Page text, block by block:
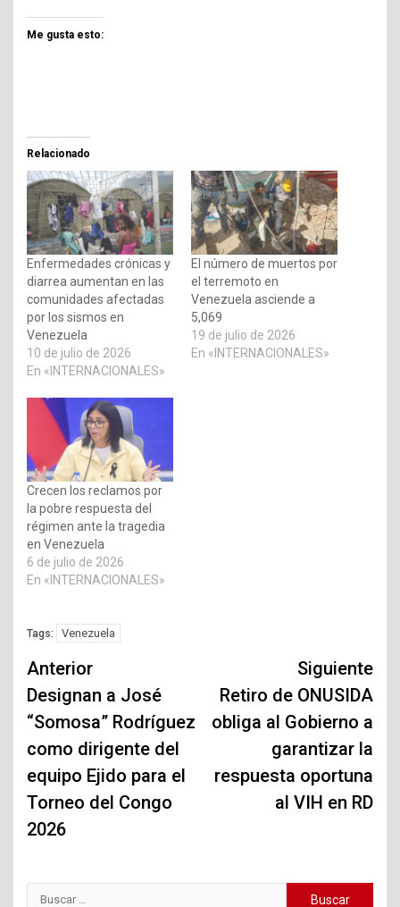
Me gusta esto:
Relacionado
Enfermedades crónicas y
diarrea aumentan en las
comunidades afectadas
por los sismos en
Venezuela
10 de julio de 2026
En «INTERNACIONALES»
El número de muertos por
el terremoto en
Venezuela asciende a
5,069
19 de julio de 2026
En «INTERNACIONALES»
Crecen los reclamos por
la pobre respuesta del
régimen ante la tragedia
en Venezuela
6 de julio de 2026
En «INTERNACIONALES»
Tags: Venezuela
Navegación
de
entradas
Anterior
Designan a José
“Somosa” Rodríguez
como dirigente del
equipo Ejido para el
Torneo del Congo
2026
Siguiente
Retiro de ONUSIDA
obliga al Gobierno a
garantizar la
respuesta oportuna
al VIH en RD
Buscar: